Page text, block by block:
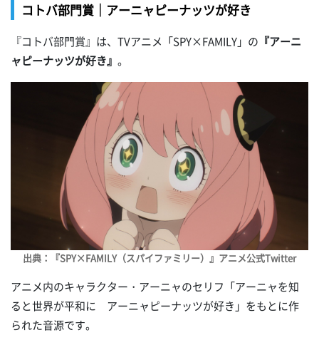
コトバ部門賞｜アーニャピーナッツが好き
『コトバ部門賞』は、TVアニメ「SPY×FAMILY」の 『アーニ
ャピーナッツが好き』 。
出典：『SPY×FAMILY（スパイファミリー）』アニメ公式Twitter
アニメ内のキャラクター・アーニャのセリフ「アーニャを知
ると世界が平和に アーニャピーナッツが好き」をもとに作
られた音源です。